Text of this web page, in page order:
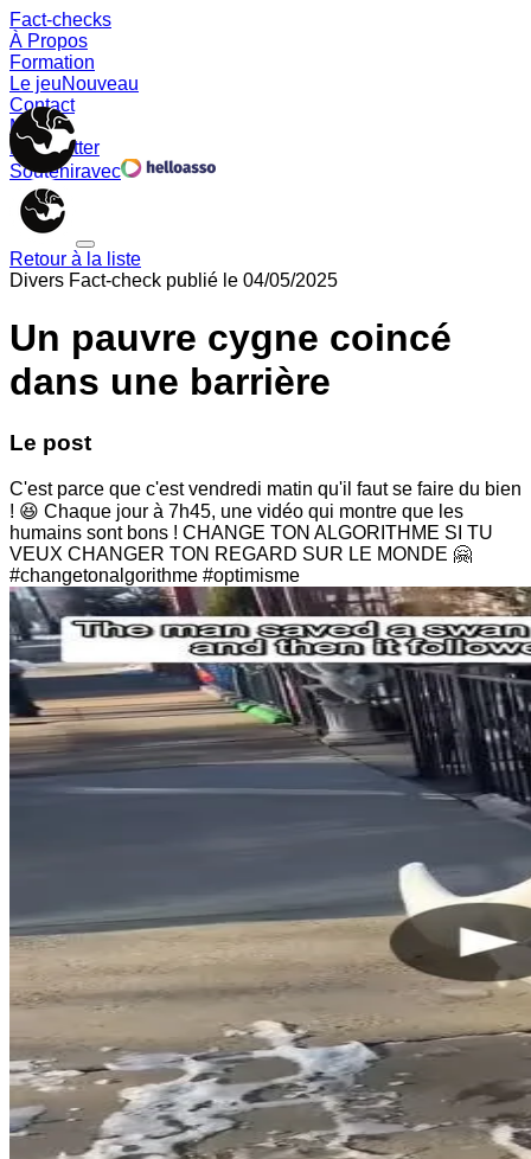
Fact-checks
À Propos
Formation
Le jeuNouveau
Contact
Memes
Newsletter
Souteniravec
Retour à la liste
Divers Fact-check publié le 04/05/2025
Un pauvre cygne coincé
dans une barrière
Le post
C'est parce que c'est vendredi matin qu'il faut se faire du bien
! 😆 Chaque jour à 7h45, une vidéo qui montre que les
humains sont bons ! CHANGE TON ALGORITHME SI TU
VEUX CHANGER TON REGARD SUR LE MONDE 🤗
#changetonalgorithme #optimisme